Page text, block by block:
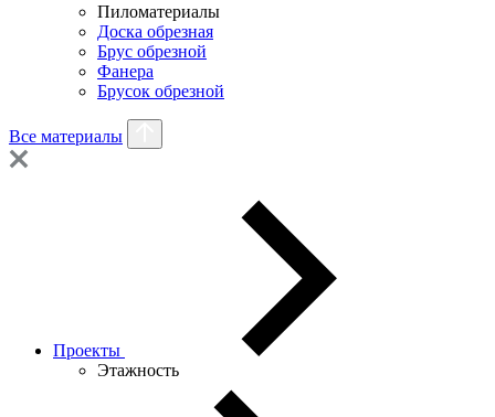
Пиломатериалы
Доска обрезная
Брус обрезной
Фанера
Брусок обрезной
Все материалы
Проекты
Этажность